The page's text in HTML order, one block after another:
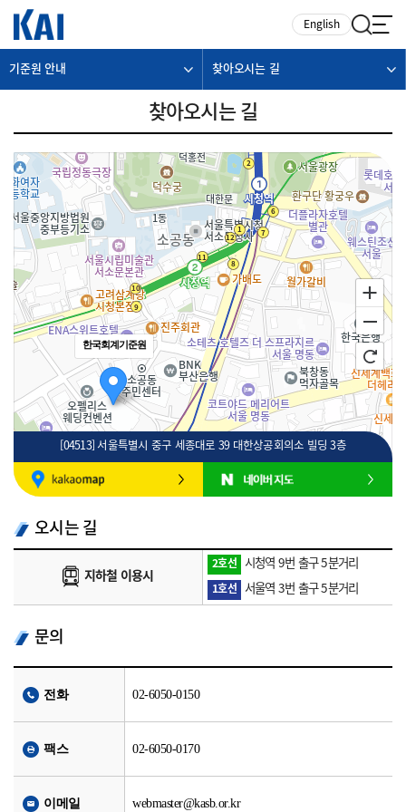
English
기준원 안내 찾아오시는 길
찾아오시는 길
한국회계기준원
100m
[04513] 서울특별시 중구 세종대로 39 대한상공회의소 빌딩 3층
오시는 길
지하철 이용시
2호선 시청역 9번 출구 5분거리
1호선 서울역 3번 출구 5분거리
문의
전화 02-6050-0150
팩스 02-6050-0170
이메일 webmaster@kasb.or.kr